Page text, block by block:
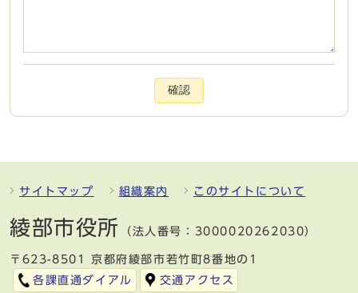
確認
サイトマップ 組織案内 このサイトについて
綾部市役所 （法人番号：3000020262030）
〒623-8501 京都府綾部市若竹町8番地の1
各課直通ダイアル
交通アクセス